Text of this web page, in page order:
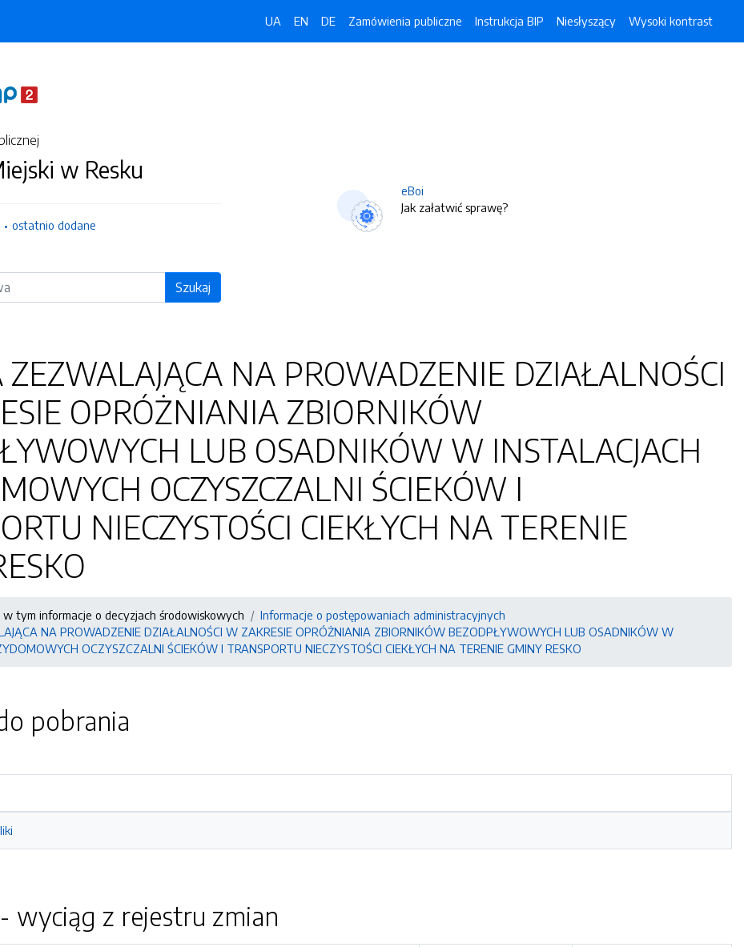
UA EN DE Zamówienia publiczne Instrukcja BIP Niesłyszący Wysoki kontrast
w Resku
ostatnio dodane
Szukaj
eBoi
Jak załatwić sprawę?
ZEZWALAJĄCA NA PROWADZENIE DZIAŁALNOŚCI
OPRÓŻNIANIA ZBIORNIKÓW
LUB OSADNIKÓW W INSTALACJACH
OCZYSZCZALNI ŚCIEKÓW I
NIECZYSTOŚCI CIEKŁYCH NA TERENIE
tym informacje o decyzjach środowiskowych
Informacje o postępowaniach administracyjnych
NA PROWADZENIE DZIAŁALNOŚCI W ZAKRESIE OPRÓŻNIANIA ZBIORNIKÓW BEZODPŁYWOWYCH LUB OSADNIKÓW W
OCZYSZCZALNI ŚCIEKÓW I TRANSPORTU NIECZYSTOŚCI CIEKŁYCH NA TERENIE GMINY RESKO
pobrania
wyciąg z rejestru zmian